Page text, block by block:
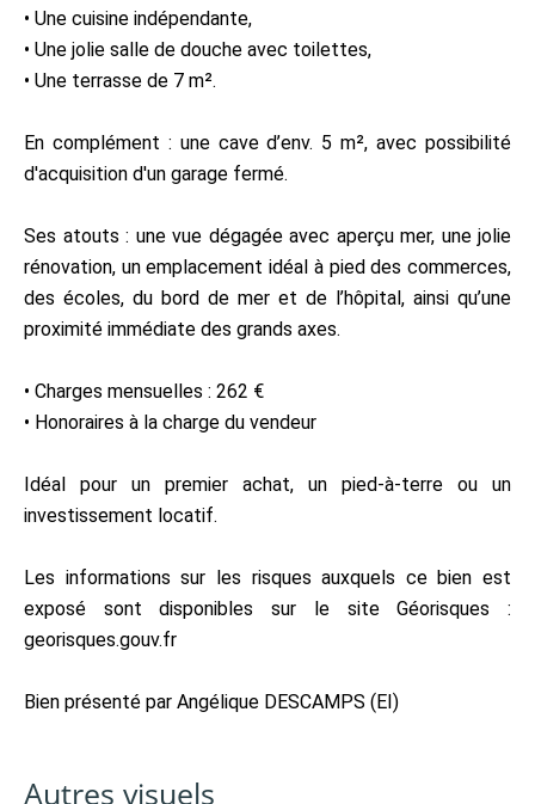
• Une cuisine indépendante,
• Une jolie salle de douche avec toilettes,
• Une terrasse de 7 m².
En complément : une cave d’env. 5 m², avec possibilité
d'acquisition d'un garage fermé.
Ses atouts : une vue dégagée avec aperçu mer, une jolie
rénovation, un emplacement idéal à pied des commerces,
des écoles, du bord de mer et de l’hôpital, ainsi qu’une
proximité immédiate des grands axes.
• Charges mensuelles : 262 €
• Honoraires à la charge du vendeur
Idéal pour un premier achat, un pied-à-terre ou un
investissement locatif.
Les informations sur les risques auxquels ce bien est
exposé sont disponibles sur le site Géorisques :
georisques.gouv.fr
Bien présenté par Angélique DESCAMPS (EI)
Autres visuels